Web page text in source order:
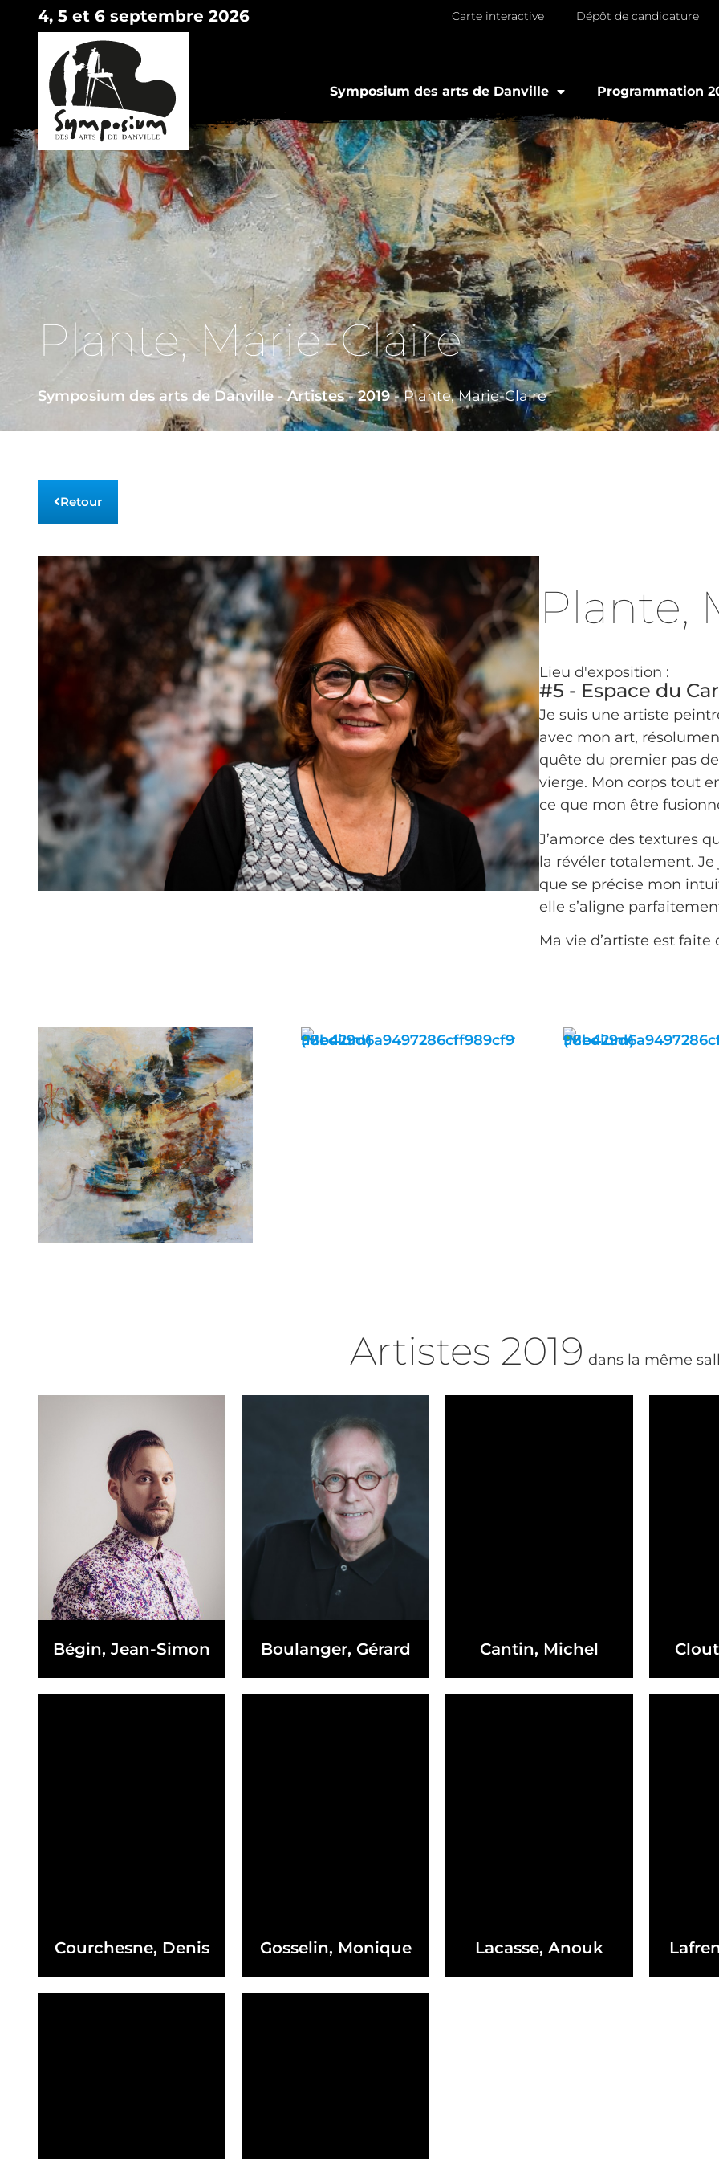
4, 5 et 6 septembre 2026 Carte interactive Dépôt de candidature
Symposium des arts de Danville Programmation
Plante, Marie-Claire
Symposium des arts de Danville-Artistes-2019-Plante, Marie-Claire
Retour
Plante,
Lieu d'exposition :
#5 - Espace du
Je suis une artiste
avec mon art,
quête du premier pas
vierge. Mon corps tout
ce que mon être
J’amorce des textures
la révéler totalement.
que se précise mon
elle s’aligne
Ma vie d’artiste est
Artistes 2019 dans la même
Bégin, Jean-Simon Boulanger, Gérard Cantin, Michel
Courchesne, Denis Gosselin, Monique Lacasse, Anouk